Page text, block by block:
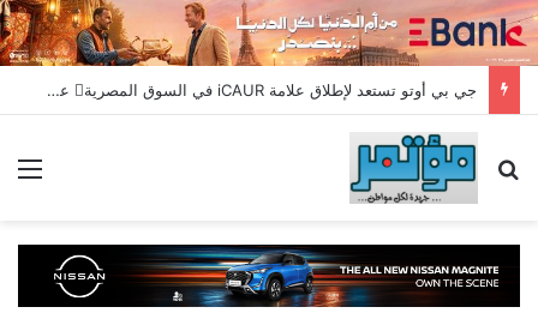
جي بي أوتو تستعد لإطلاق علامة iCAUR في السوق المصرية علامة عالمية جديدة لسيارات الطاقة الجديدة تجمع بين التكنولوجيا الذكية والتصميم الجريء وروح المغامر
بحث عن